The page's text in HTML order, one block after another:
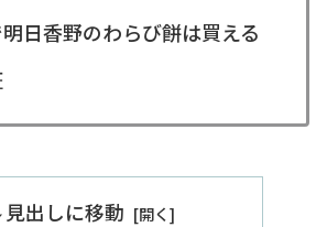
明日香野のわらび餅は買える
出しに移動